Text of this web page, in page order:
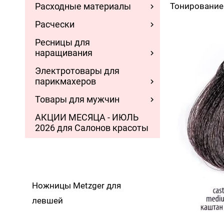
Расходные материалы
Расчески
Ресницы для
наращивания
Электротовары для
парикмахеров
Товары для мужчин
АКЦИИ МЕСЯЦА - ИЮЛЬ
2026 для Салонов красоты
Ножницы Metzger для
левшей